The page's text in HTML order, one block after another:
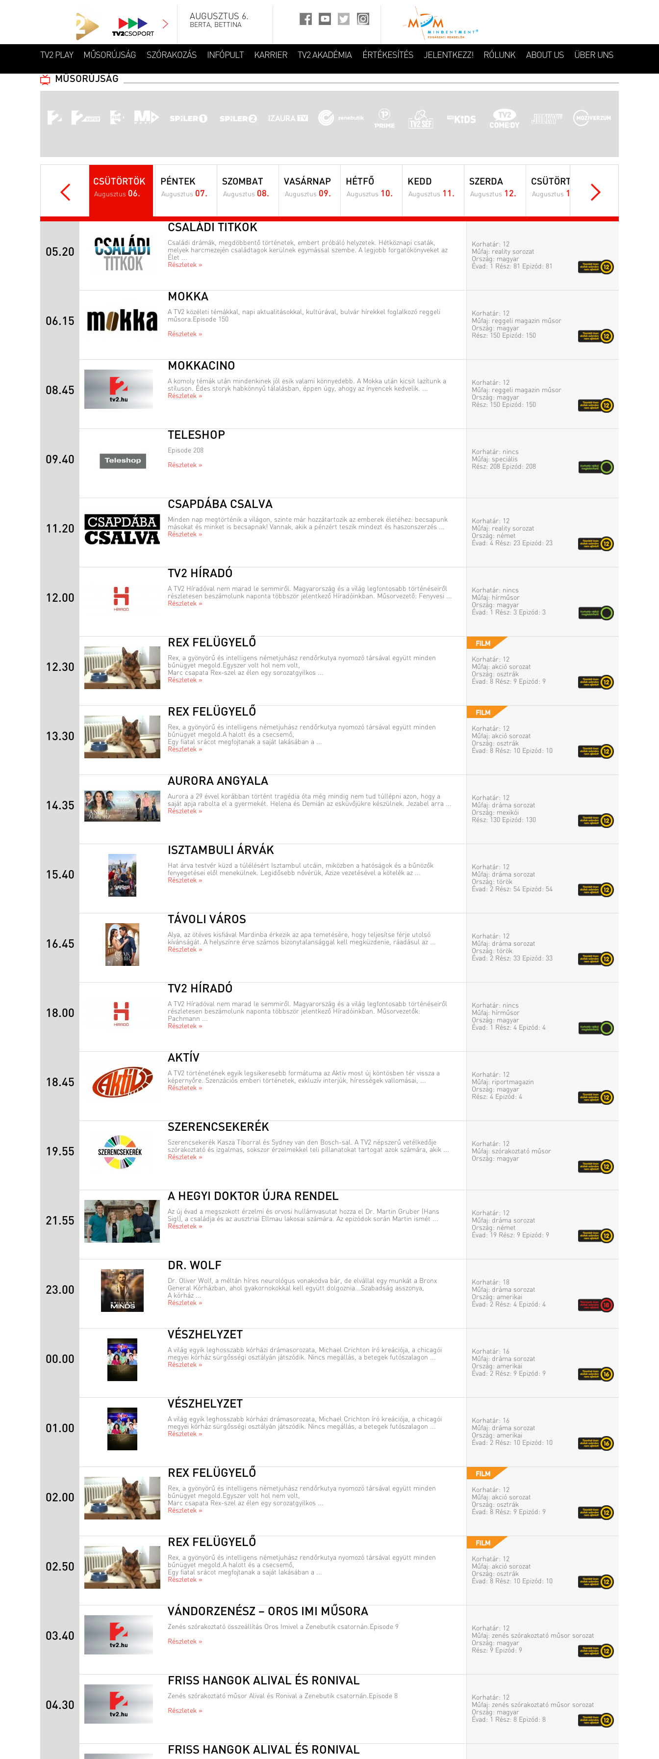
AUGUSZTUS 6.
BERTA, BETTINA
TV2 PLAY MŰSORÚJSÁG SZÓRAKOZÁS INFÓPULT KARRIER TV2 AKADÉMIA ÉRTÉKESÍTÉS JELENTKEZZ! RÓLUNK ABOUT US ÜBER UNS
MŰSORÚJSÁG
CSÜTÖRTÖK
Augusztus 06.
PÉNTEK
Augusztus 07.
SZOMBAT
Augusztus 08.
VASÁRNAP
Augusztus 09.
HÉTFŐ
Augusztus 10.
KEDD
Augusztus 11.
SZERDA
Augusztus 12.
CSÜTÖRTÖK
Augusztus 13. Augusztus
05.20
CSALÁDI TITKOK
Családi drámák, megdöbbentő történetek, embert próbáló helyzetek. Hétköznapi csaták,
melyek harcmezején családtagok kerülnek egymással szembe. A legjobb forgatókönyveket az
Élet ...
Részletek »
Korhatár: 12
Műfaj: reality sorozat
Ország: magyar
Évad: 1 Rész: 81 Epizód: 81
06.15
MOKKA
A TV2 közéleti témákkal, napi aktualitásokkal, kultúrával, bulvár hírekkel foglalkozó reggeli
műsora.Episode 150
Részletek »
Korhatár: 12
Műfaj: reggeli magazin műsor
Ország: magyar
Rész: 150 Epizód: 150
08.45
MOKKACINO
A komoly témák után mindenkinek jól esik valami könnyedebb. A Mokka után kicsit lazítunk a
stíluson. Édes storyk habkönnyű tálalásban, éppen úgy, ahogy az ínyencek kedvelik. ...
Részletek »
Korhatár: 12
Műfaj: reggeli magazin műsor
Ország: magyar
Rész: 150 Epizód: 150
09.40
TELESHOP
Episode 208
Részletek »
Korhatár: nincs
Műfaj: speciális
Rész: 208 Epizód: 208
11.20
CSAPDÁBA CSALVA
Minden nap megtörténik a világon, szinte már hozzátartozik az emberek életéhez: becsapunk
másokat és minket is becsapnak! Vannak, akik a pénzért teszik mindezt és haszonszerzés ...
Részletek »
Korhatár: 12
Műfaj: reality sorozat
Ország: német
Évad: 4 Rész: 23 Epizód: 23
12.00
TV2 HÍRADÓ
A TV2 Híradóval nem marad le semmiről. Magyarország és a világ legfontosabb történéseiről
részletesen beszámolunk naponta többször jelentkező Híradóinkban. Műsorvezető: Fenyvesi ...
Részletek »
Korhatár: nincs
Műfaj: hírműsor
Ország: magyar
Évad: 1 Rész: 3 Epizód: 3
12.30
REX FELÜGYELŐ
Rex, a gyönyörű és intelligens németjuhász rendőrkutya nyomozó társával együtt minden
bűnügyet megold.Egyszer volt hol nem volt,
Marc csapata Rex-szel az élen egy sorozatgyilkos ...
Részletek »
Korhatár: 12
Műfaj: akció sorozat
Ország: osztrák
Évad: 8 Rész: 9 Epizód: 9
13.30
REX FELÜGYELŐ
Rex, a gyönyörű és intelligens németjuhász rendőrkutya nyomozó társával együtt minden
bűnügyet megold.A halott és a csecsemő,
Egy fiatal srácot megfojtanak a saját lakásában a ...
Részletek »
Korhatár: 12
Műfaj: akció sorozat
Ország: osztrák
Évad: 8 Rész: 10 Epizód: 10
14.35
AURORA ANGYALA
Aurora a 29 évvel korábban történt tragédia óta még mindig nem tud túllépni azon, hogy a
saját apja rabolta el a gyermekét. Helena és Demián az esküvőjükre készülnek. Jezabel arra ...
Részletek »
Korhatár: 12
Műfaj: dráma sorozat
Ország: mexikói
Rész: 130 Epizód: 130
15.40
ISZTAMBULI ÁRVÁK
Hat árva testvér küzd a túlélésért Isztambul utcáin, miközben a hatóságok és a bűnözők
fenyegetései elől menekülnek. Legidősebb nővérük, Azize vezetésével a kötelék az ...
Részletek »
Korhatár: 12
Műfaj: dráma sorozat
Ország: török
Évad: 2 Rész: 54 Epizód: 54
16.45
TÁVOLI VÁROS
Alya, az ötéves kisfiával Mardinba érkezik az apa temetésére, hogy teljesítse férje utolsó
kívánságát. A helyszínre érve számos bizonytalansággal kell megküzdenie, ráadásul az ...
Részletek »
Korhatár: 12
Műfaj: dráma sorozat
Ország: török
Évad: 2 Rész: 33 Epizód: 33
18.00
TV2 HÍRADÓ
A TV2 Híradóval nem marad le semmiről. Magyarország és a világ legfontosabb történéseiről
részletesen beszámolunk naponta többször jelentkező Híradóinkban. Műsorvezetők:
Pachmann ...
Részletek »
Korhatár: nincs
Műfaj: hírműsor
Ország: magyar
Évad: 1 Rész: 4 Epizód: 4
18.45
AKTÍV
A TV2 történetének egyik legsikeresebb formátuma az Aktív most új köntösben tér vissza a
képernyőre. Szenzációs emberi történetek, exkluzív interjúk, hírességek vallomásai, ...
Részletek »
Korhatár: 12
Műfaj: riportmagazin
Ország: magyar
Rész: 4 Epizód: 4
19.55
SZERENCSEKERÉK
Szerencsekerék Kasza Tiborral és Sydney van den Bosch-sal. A TV2 népszerű vetélkedője
szórakoztató és izgalmas, sokszor érzelmekkel teli pillanatokat tartogat azok számára, akik ...
Részletek »
Korhatár: 12
Műfaj: szórakoztató műsor
Ország: magyar
21.55
A HEGYI DOKTOR ÚJRA RENDEL
Az új évad a megszokott érzelmi és orvosi hullámvasutat hozza el Dr. Martin Gruber (Hans
Sigl), a családja és az ausztriai Ellmau lakosai számára. Az epizódok során Martin ismét ...
Részletek »
Korhatár: 12
Műfaj: dráma sorozat
Ország: német
Évad: 19 Rész: 9 Epizód: 9
23.00
DR. WOLF
Dr. Oliver Wolf, a méltán híres neurológus vonakodva bár, de elvállal egy munkát a Bronx
General Kórházban, ahol gyakornokokkal kell együtt dolgoznia...Szabadság asszonya,
A kórház ...
Részletek »
Korhatár: 18
Műfaj: dráma sorozat
Ország: amerikai
Évad: 2 Rész: 4 Epizód: 4
00.00
VÉSZHELYZET
A világ egyik leghosszabb kórházi drámasorozata, Michael Crichton író kreációja, a chicagói
megyei kórház sürgősségi osztályán játszódik. Nincs megállás, a betegek futószalagon ...
Részletek »
Korhatár: 16
Műfaj: dráma sorozat
Ország: amerikai
Évad: 2 Rész: 9 Epizód: 9
01.00
VÉSZHELYZET
A világ egyik leghosszabb kórházi drámasorozata, Michael Crichton író kreációja, a chicagói
megyei kórház sürgősségi osztályán játszódik. Nincs megállás, a betegek futószalagon ...
Részletek »
Korhatár: 16
Műfaj: dráma sorozat
Ország: amerikai
Évad: 2 Rész: 10 Epizód: 10
02.00
REX FELÜGYELŐ
Rex, a gyönyörű és intelligens németjuhász rendőrkutya nyomozó társával együtt minden
bűnügyet megold.Egyszer volt hol nem volt,
Marc csapata Rex-szel az élen egy sorozatgyilkos ...
Részletek »
Korhatár: 12
Műfaj: akció sorozat
Ország: osztrák
Évad: 8 Rész: 9 Epizód: 9
02.50
REX FELÜGYELŐ
Rex, a gyönyörű és intelligens németjuhász rendőrkutya nyomozó társával együtt minden
bűnügyet megold.A halott és a csecsemő,
Egy fiatal srácot megfojtanak a saját lakásában a ...
Részletek »
Korhatár: 12
Műfaj: akció sorozat
Ország: osztrák
Évad: 8 Rész: 10 Epizód: 10
03.40
VÁNDORZENÉSZ – OROS IMI MŰSORA
Zenés szórakoztató összeállítás Oros Imivel a Zenebutik csatornán.Episode 9
Részletek »
Korhatár: 12
Műfaj: zenés szórakoztató műsor sorozat
Ország: magyar
Rész: 9 Epizód: 9
04.30
FRISS HANGOK ALIVAL ÉS RONIVAL
Zenés szórakoztató műsor Alival és Ronival a Zenebutik csatornán.Episode 8
Részletek »
Korhatár: 12
Műfaj: zenés szórakoztató műsor sorozat
Ország: magyar
Évad: 1 Rész: 8 Epizód: 8
FRISS HANGOK ALIVAL ÉS RONIVAL